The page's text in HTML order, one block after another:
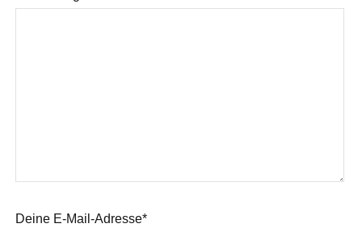
Deine E-Mail-Adresse*